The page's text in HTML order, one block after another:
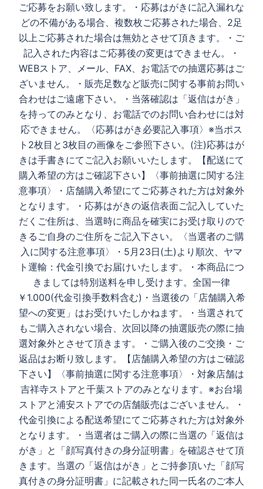
ご応募をお願い致します。 ・応募はがきに記入漏れな
どの不備がある場合、複数枚ご応募された場合、2足
以上ご応募された場合は無効とさせて頂きます。 ・ご
記入された内容はご応募後の変更はできません。 ・
WEBストア、メール、FAX、お電話での抽選応募はご
ざいません。 ・販売足数など販売に関する事前お問い
合わせはご遠慮下さい。 ・当落確認は「返信はがき」
を持ってのみとなり、お電話でのお問い合わせには対
応できません。 〈応募はがき必要記入事項〉 ※当ポス
ト2枚目と3枚目の画像をご参照下さい。 (注)応募はが
きは手書きにてご記入お願いいたします。 【配送にて
購入希望の方はご確認下さい】 〈事前抽選に関する注
意事項〉 ・店舗購入希望にてご応募された方は対象外
となります。 ・応募はがきの返信表面ご記入していた
だくご住所は、当選時に商品を確実にお受け取りので
きるご自身のご住所をご記入下さい。 〈当選者のご購
入に関する注意事項〉 ・5月23日(土)より順次、ヤマ
ト運輸：代金引換でお届けいたします。 ・本商品につ
きましては特別送料を申し受けます。全国一律
￥1.000(代金引換手数料含む) ・当選後の「店舗購入希
望への変更」はお受けいたしかねます。 ・当選されて
もご購入されない場合、次回以降の抽選販売の際に抽
選対象外とさせて頂きます。 ・ご購入後のご交換・ご
返品はお断り致します。 【店舗購入希望の方はご確認
下さい】 〈事前抽選に関する注意事項〉 ・対象店舗は
吉祥寺ストアと千葉ストアのみとなります。 ※お台場
ストアと浦安ストアでの店舗販売はございません。 ・
代金引換による配送希望にてご応募された方は対象外
となります。 ・当選者はご購入の際に当選の「返信は
がき」と「顔写真付きの身分証明書」を確認させて頂
きます。 当選の「返信はがき」とご持参頂いた「顔写
真付きの身分証明書」に記載された同一氏名のご本人